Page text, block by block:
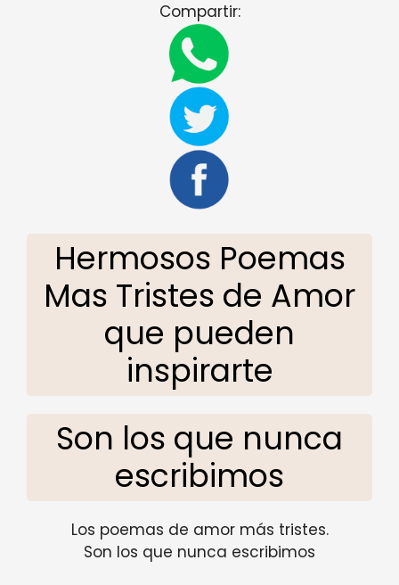
Compartir:
Hermosos Poemas
Mas Tristes de Amor
que pueden
inspirarte
Son los que nunca
escribimos
Los poemas de amor más tristes.
Son los que nunca escribimos